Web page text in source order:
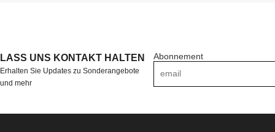
LASS UNS KONTAKT HALTEN
Erhalten Sie Updates zu Sonderangebote
und mehr
Abonnement